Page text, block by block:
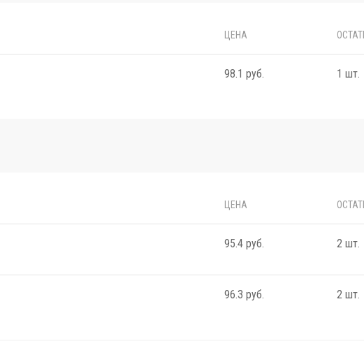
ЦЕНА
98.1 руб. 1 шт.
ЦЕНА
95.4 руб. 2 шт.
96.3 руб. 2 шт.